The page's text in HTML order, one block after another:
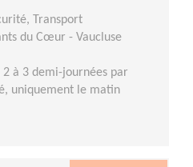
Transport
du Cœur - Vaucluse
2 à 3 demi-journées par
uniquement le matin